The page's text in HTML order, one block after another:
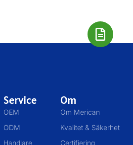
Service
OEM
ODM
Handlare
Om
Om Merican
Kvalitet & Säkerhet
Certifiering